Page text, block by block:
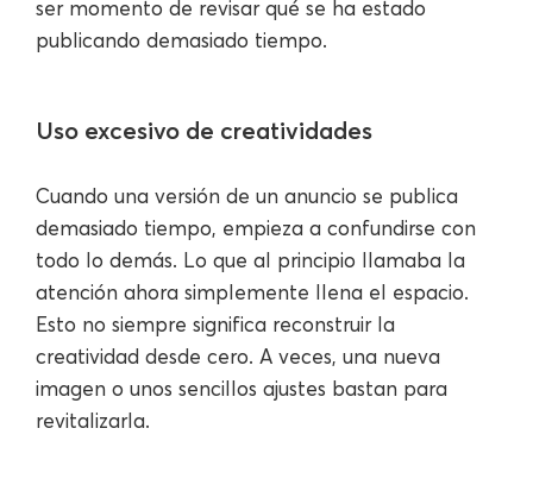
ser momento de revisar qué se ha estado
publicando demasiado tiempo.
Uso excesivo de creatividades
Cuando una versión de un anuncio se publica
demasiado tiempo, empieza a confundirse con
todo lo demás. Lo que al principio llamaba la
atención ahora simplemente llena el espacio.
Esto no siempre significa reconstruir la
creatividad desde cero. A veces, una nueva
imagen o unos sencillos ajustes bastan para
revitalizarla.